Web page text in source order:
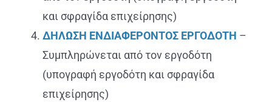
και σφραγίδα επιχείρησης)
ΔΗΛΩΣΗ ΕΝΔΙΑΦΕΡΟΝΤΟΣ ΕΡΓΟΔΟΤΗ –
Συμπληρώνεται από τον εργοδότη
(υπογραφή εργοδότη και σφραγίδα
επιχείρησης)